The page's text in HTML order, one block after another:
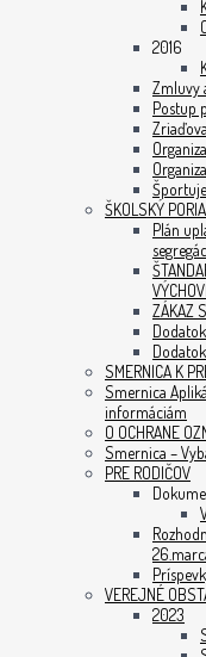
2016
Zmluvy
Postup
ŠKOLSKÝ
Plán
ZÁKAZ
SMERNICA K
Smernica
informáciám
O OCHRANE
Smernica –
PRE RODIČOV
VEREJNÉ
2023